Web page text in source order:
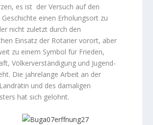
es ist der Versuch auf den
Geschichte einen Erholungsort zu
nicht zuletzt durch den
Einsatz der Rotarier vorort, aber
zu einem Symbol für Frieden,
Völkerverständigung und Jugend-
Die jahrelange Arbeit an der
und des damaligen
hat sich gelohnt.